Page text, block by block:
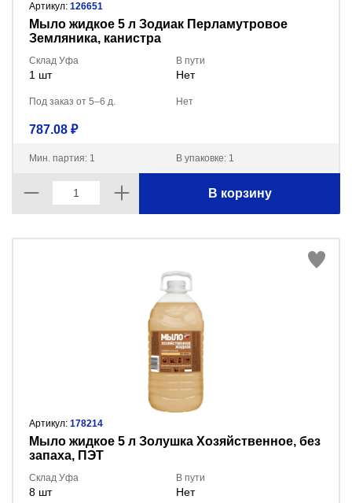
Артикул: 126651
Мыло жидкое 5 л Зодиак Перламутровое
Земляника, канистра
Склад Уфа
1 шт
В пути
Нет
Под заказ от 5–6 д. Нет
787.08 ₽
Мин. партия: 1 В упаковке: 1
В корзину
Артикул: 178214
Мыло жидкое 5 л Золушка Хозяйственное, без
запаха, ПЭТ
Склад Уфа
8 шт
В пути
Нет